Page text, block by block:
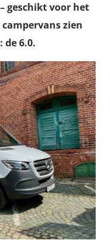
geschikt voor het
zien
de 6.0.